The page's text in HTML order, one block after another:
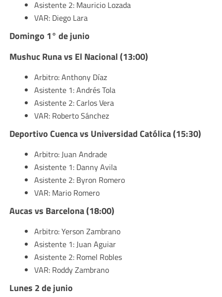
Asistente 2: Mauricio Lozada
VAR: Diego Lara
Domingo 1° de junio
Mushuc Runa vs El Nacional (13:00)
Arbitro: Anthony Díaz
Asistente 1: Andrés Tola
Asistente 2: Carlos Vera
VAR: Roberto Sánchez
Deportivo Cuenca vs Universidad Católica (15:30)
Arbitro: Juan Andrade
Asistente 1: Danny Avila
Asistente 2: Byron Romero
VAR: Mario Romero
Aucas vs Barcelona (18:00)
Arbitro: Yerson Zambrano
Asistente 1: Juan Aguiar
Asistente 2: Romel Robles
VAR: Roddy Zambrano
Lunes 2 de junio